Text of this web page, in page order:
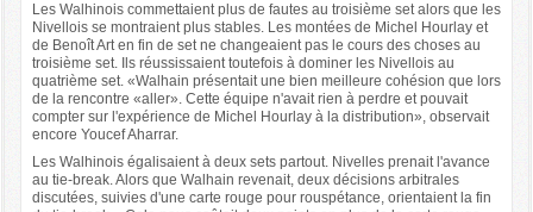
Les Walhinois commettaient plus de fautes au troisième set alors que les
Nivellois se montraient plus stables. Les montées de Michel Hourlay et
de Benoît Art en fin de set ne changeaient pas le cours des choses au
troisième set. Ils réussissaient toutefois à dominer les Nivellois au
quatrième set. «Walhain présentait une bien meilleure cohésion que lors
de la rencontre «aller». Cette équipe n'avait rien à perdre et pouvait
compter sur l'expérience de Michel Hourlay à la distribution», observait
encore Youcef Aharrar.
Les Walhinois égalisaient à deux sets partout. Nivelles prenait l'avance
au tie-break. Alors que Walhain revenait, deux décisions arbitrales
discutées, suivies d'une carte rouge pour rouspétance, orientaient la fin